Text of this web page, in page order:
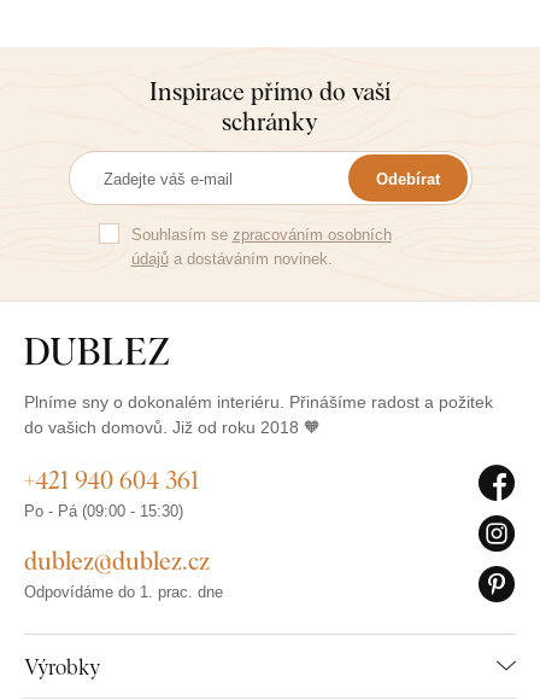
Inspirace přímo do vaší
schránky
Odebírat
Souhlasím se zpracováním osobních
údajůa dostáváním novinek.
Plníme sny o dokonalém interiéru. Přinášíme radost a požitek
do vašich domovů. Již od roku 2018 🧡
Výrobky
+421 940 604 361
Po - Pá (09:00 - 15:30)
dublez@dublez.cz
Odpovídáme do 1. prac. dne